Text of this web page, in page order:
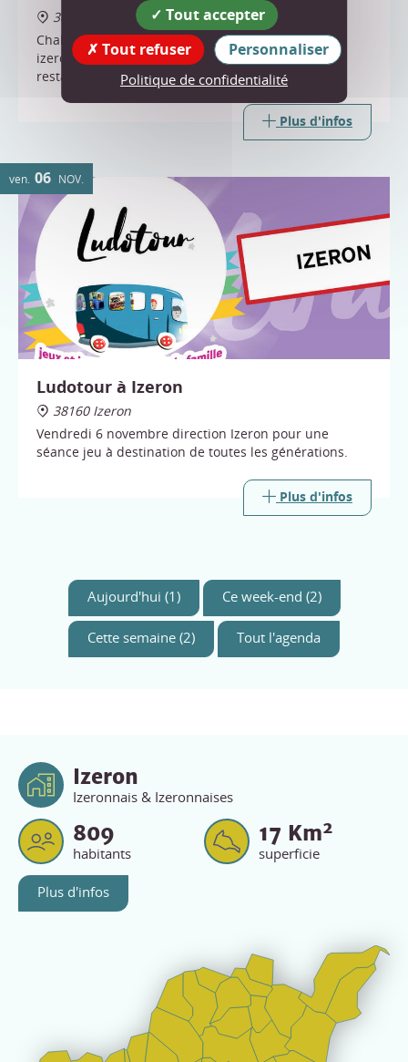
38160 Izeron
Challenge Papy Jacko organisé par "Les pit' boules
izeronnaises" ; limité à 32 doublettes ; - Buvette et
restauration sur place ; Inscription par téléphone
Plus d'infos
ven. 06 NOV.
Ludotour à Izeron
38160 Izeron
Vendredi 6 novembre direction Izeron pour une
séance jeu à destination de toutes les générations.
Plus d'infos
Aujourd'hui (1) Ce week-end (2)
Cette semaine (2) Tout l'agenda
Izeron
Izeronnais & Izeronnaises
809
habitants
17 Km2
superficie
Plus d'infos
Tout accepter
Tout refuser
Personnaliser
Politique de confidentialité